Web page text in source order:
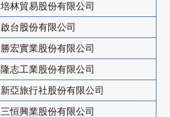
培林貿易股份有限公司
啟台股份有限公司
勝宏實業股份有限公司
隆志工業股份有限公司
新亞旅行社股份有限公司
三恒興業股份有限公司